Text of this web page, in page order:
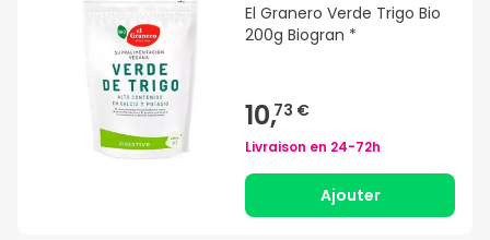
El Granero Verde Trigo Bio
200g Biogran *
10,73 €
Livraison en 24-72h
Ajouter